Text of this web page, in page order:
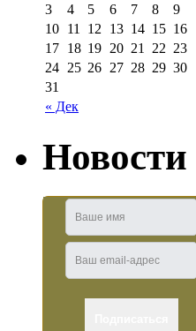
« Дек
3
4 5 6 7 8
9
10 11 12 13 14 15 16
17 18 19 20 21 22 23
24 25 26 27 28 29 30
31
Новости